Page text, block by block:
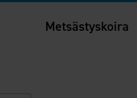
Metsästyskoira